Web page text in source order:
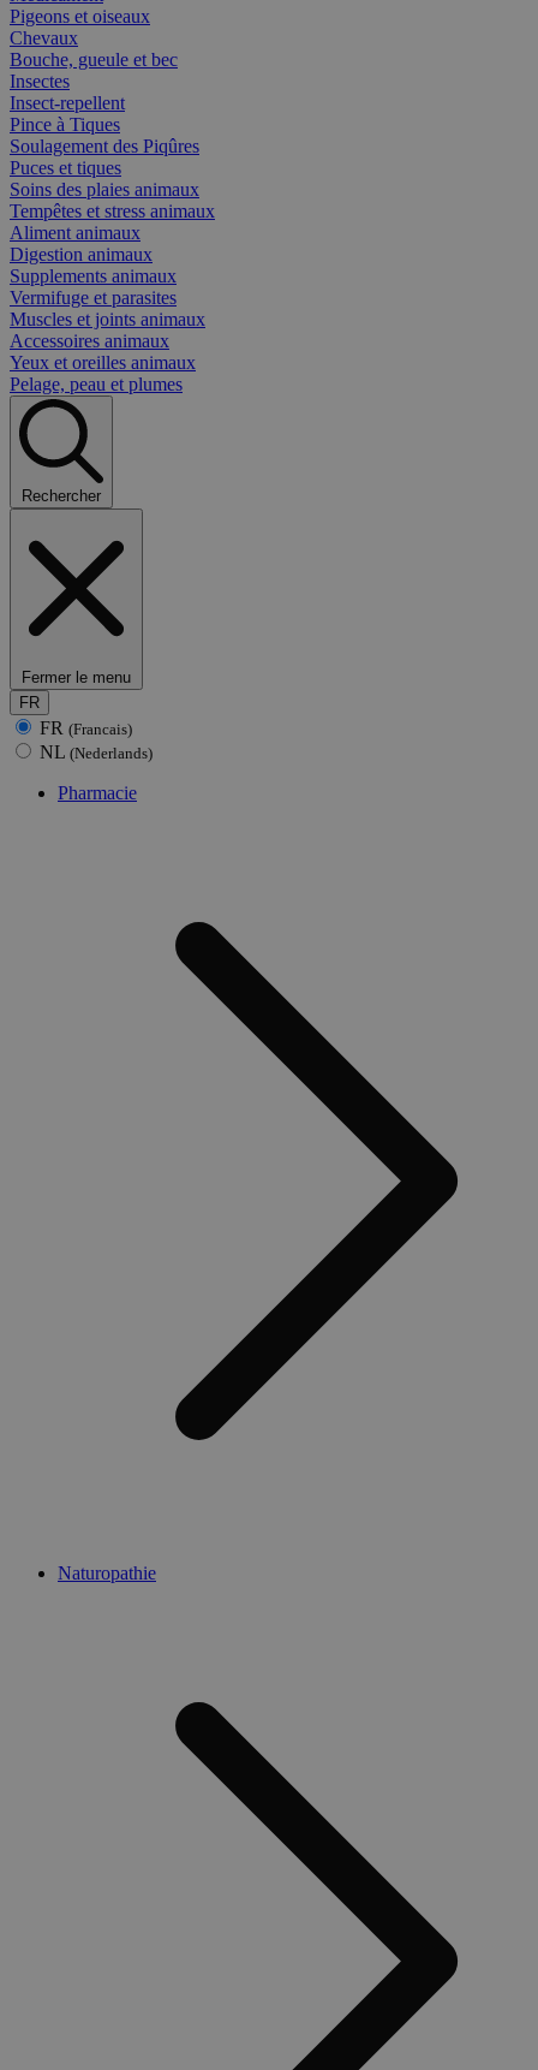
Pigeons et oiseaux
Chevaux
Bouche, gueule et bec
Insectes
Insect-repellent
Pince à Tiques
Soulagement des Piqûres
Puces et tiques
Soins des plaies animaux
Tempêtes et stress animaux
Aliment animaux
Digestion animaux
Supplements animaux
Vermifuge et parasites
Muscles et joints animaux
Accessoires animaux
Yeux et oreilles animaux
Pelage, peau et plumes
Rechercher
Fermer le menu
FR
FR (Francais)
NL (Nederlands)
Pharmacie
Naturopathie